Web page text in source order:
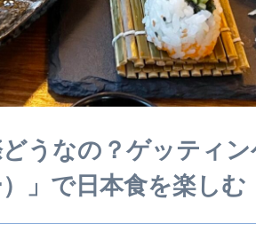
うなの？ゲッティ
」で日本食を楽しむ